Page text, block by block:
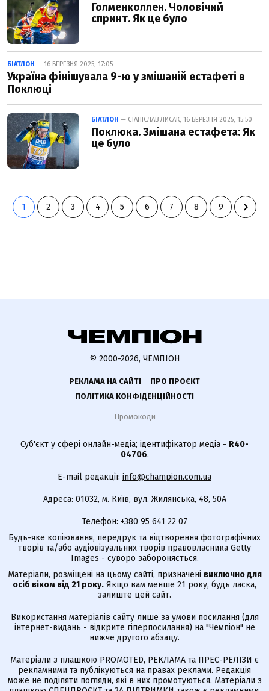
Голменколлен. Чоловічий
спринт. Як це було
БІАТЛОН — 16 БЕРЕЗНЯ 2025, 17:05
Україна фінішувала 9-ю у змішаній естафеті в
Поклюці
БІАТЛОН — СТАНІСЛАВ ЛИСАК, 16 БЕРЕЗНЯ 2025, 15:50
Поклюка. Змішана естафета: Як
це було
1 2 3 4 5 6 7 8 9
© 2000-2026, ЧЕМПІОН
РЕКЛАМА НА САЙТІ
ПРО ПРОЄКТ
ПОЛІТИКА КОНФІДЕНЦІЙНОСТІ
Промокоди
Суб'єкт у сфері онлайн-медіа; ідентифікатор медіа - R40-
04706.
E-mail редакції: info@champion.com.ua
Адреса: 01032, м. Київ, вул. Жилянська, 48, 50А
Телефон: +380 95 641 22 07
Будь-яке копіювання, передрук та відтворення фотографічних
творів та/або аудіовізуальних творів правовласника Getty
Images - суворо забороняється.
Матеріали, розміщені на цьому сайті, призначені виключно для
осіб віком від 21 року. Якщо вам менше 21 року, будь ласка,
залиште цей сайт.
Використання матеріалів сайту лише за умови посилання (для
інтернет-видань - відкрите гіперпосилання) на "Чемпіон" не
нижче другого абзацу.
Матеріали з плашкою PROMOTED, РЕКЛАМА та ПРЕС-РЕЛІЗИ є
рекламними та публікуються на правах реклами. Редакція
може не поділяти погляди, які в них промотуються. Матеріали з